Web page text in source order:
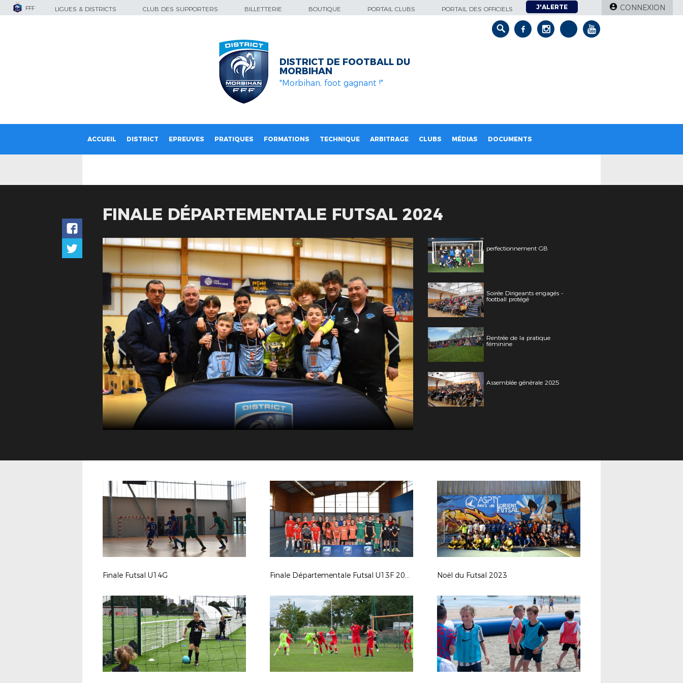
FFF LIGUES & DISTRICTS CLUB DES SUPPORTERS BILLETTERIE BOUTIQUE PORTAIL CLUBS PORTAIL DES OFFICIELS J'ALERTE CONNEXION
DISTRICT DE FOOTBALL DU
MORBIHAN
"Morbihan, foot gagnant !"
ACCUEIL DISTRICT EPREUVES PRATIQUES FORMATIONS TECHNIQUE ARBITRAGE CLUBS MÉDIAS DOCUMENTS
FINALE DÉPARTEMENTALE FUTSAL 2024
perfectionnement GB
Soirée Dirigeants engagés -
football protégé
Rentrée de la pratique
féminine
Assemblée générale 2025
Finale Futsal U14G Finale Départementale Futsal U13F 2024 Noël du Futsal 2023